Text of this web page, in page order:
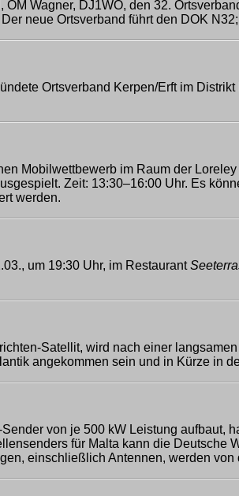
Wagner, DJ1WO, den 32.
neue Ortsverband führt den DOK
Ortsverband Kerpen/Erft im
Mobilwettbewerb im Raum der
Zeit: 13:30–16:00 Uhr. Es
werden.
um 19:30 Uhr, im Restaurant
Satellit, wird nach einer
angekommen sein und in Kürze in
von je 500 kW Leistung aufbaut,
für Malta kann die
einschließlich Antennen, werden von